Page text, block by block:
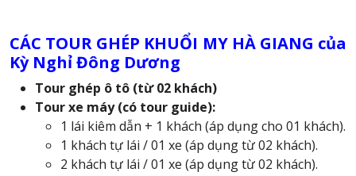
CÁC TOUR GHÉP KHUỔI MY HÀ GIANG của
Kỳ Nghỉ Đông Dương
Tour ghép ô tô (từ 02 khách)
Tour xe máy (có tour guide):
1 lái kiêm dẫn + 1 khách (áp dụng cho 01 khách).
1 khách tự lái / 01 xe (áp dụng từ 02 khách).
2 khách tự lái / 01 xe (áp dụng từ 02 khách).